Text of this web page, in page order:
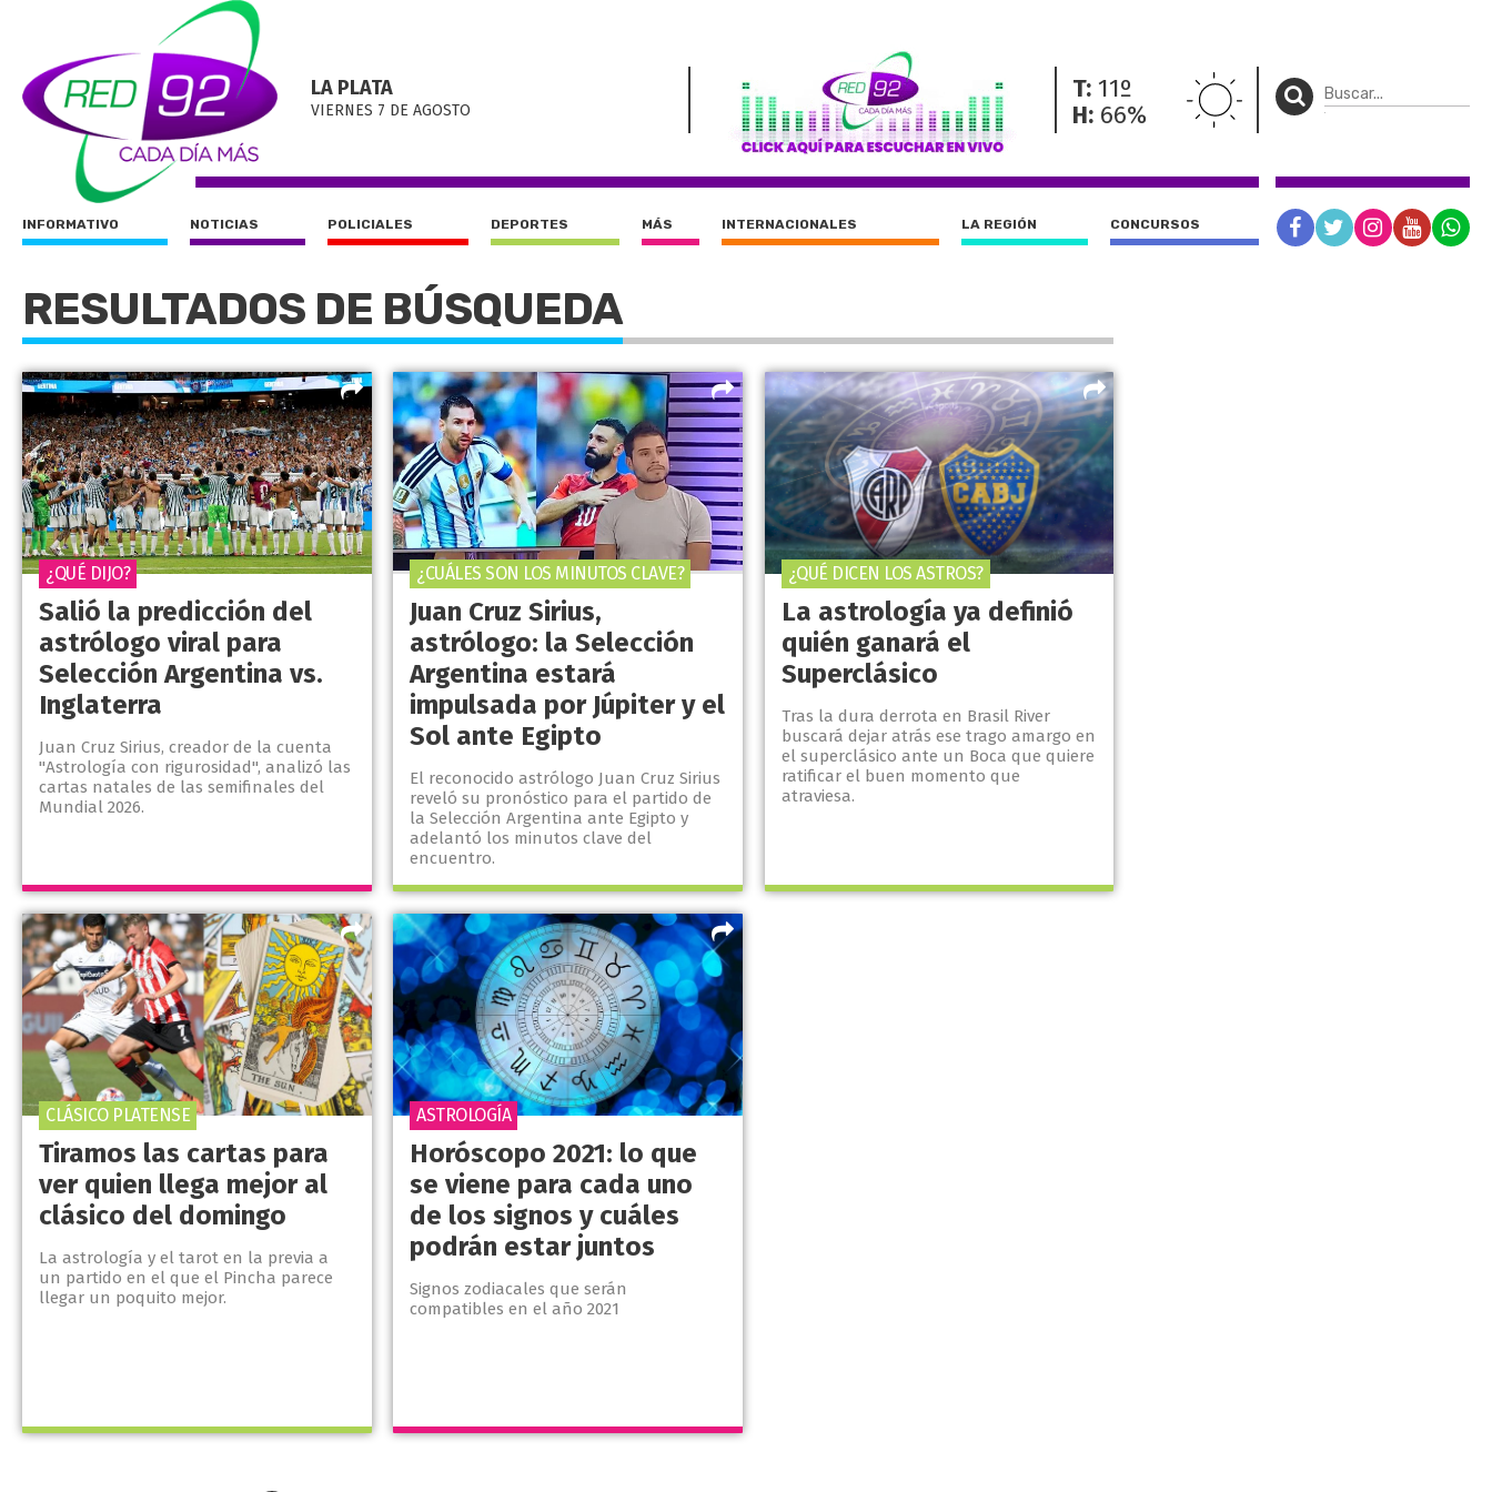
LA PLATA
VIERNES 7 DE AGOSTO
T: 11º
H: 66%
INFORMATIVO NOTICIAS POLICIALES DEPORTES MÁS INTERNACIONALES LA REGIÓN CONCURSOS
RESULTADOS DE BÚSQUEDA
Salió la predicción del
astrólogo viral para
Selección Argentina vs.
Inglaterra
Juan Cruz Sirius, creador de la cuenta
"Astrología con rigurosidad", analizó las
cartas natales de las semifinales del
Mundial 2026.
¿QUÉ DIJO?
Juan Cruz Sirius,
astrólogo: la Selección
Argentina estará
impulsada por Júpiter y el
Sol ante Egipto
El reconocido astrólogo Juan Cruz Sirius
reveló su pronóstico para el partido de
la Selección Argentina ante Egipto y
adelantó los minutos clave del
encuentro.
¿CUÁLES SON LOS MINUTOS CLAVE?
La astrología ya definió
quién ganará el
Superclásico
Tras la dura derrota en Brasil River
buscará dejar atrás ese trago amargo en
el superclásico ante un Boca que quiere
ratificar el buen momento que
atraviesa.
¿QUÉ DICEN LOS ASTROS?
Tiramos las cartas para
ver quien llega mejor al
clásico del domingo
La astrología y el tarot en la previa a
un partido en el que el Pincha parece
llegar un poquito mejor.
CLÁSICO PLATENSE
Horóscopo 2021: lo que
se viene para cada uno
de los signos y cuáles
podrán estar juntos
Signos zodiacales que serán
compatibles en el año 2021
ASTROLOGÍA